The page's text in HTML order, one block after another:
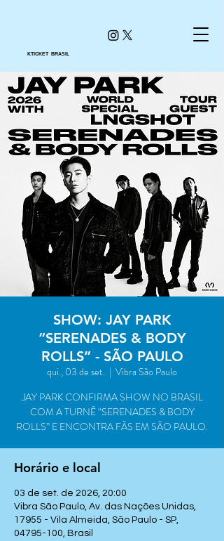
KTICKET BRASIL
SHOW: JAY PARK
“SERENADES & BODY
ROLLS” - SÃO PAULO
qui., 03 de set.
  |
Vibra São Paulo
JAY PARK CONFIRMA SHOW NO BRASIL
COM A TURNÊ “SERENADES & BODY
ROLLS” E ENCONTRA FÃS EM SÃO PAULO.
Horário e local
03 de set. de 2026, 20:00
Vibra São Paulo, Av. das Nações Unidas,
17955 - Vila Almeida, São Paulo - SP,
04795-100, Brasil